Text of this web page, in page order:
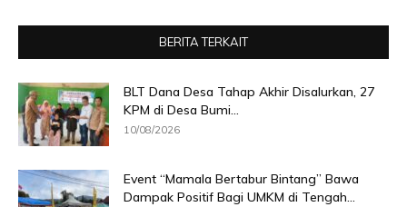
BERITA TERKAIT
BLT Dana Desa Tahap Akhir Disalurkan, 27
KPM di Desa Bumi...
10/08/2026
Event “Mamala Bertabur Bintang” Bawa
Dampak Positif Bagi UMKM di Tengah...